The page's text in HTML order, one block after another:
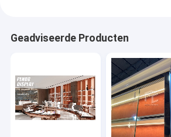
Geadviseerde Producten